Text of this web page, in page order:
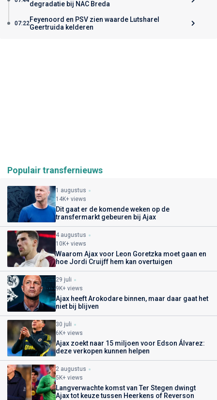
degradatie bij NAC Breda
07:22Feyenoord en PSV zien waarde Lutsharel
Geertruida kelderen
Populair transfernieuws
1 augustus
14K+ views
Dit gaat er de komende weken op de
transfermarkt gebeuren bij Ajax
4 augustus
10K+ views
Waarom Ajax voor Leon Goretzka moet gaan en
hoe Jordi Cruijff hem kan overtuigen
29 juli
9K+ views
Ajax heeft Arokodare binnen, maar daar gaat het
niet bij blijven
30 juli
6K+ views
Ajax zoekt naar 15 miljoen voor Edson Álvarez:
deze verkopen kunnen helpen
2 augustus
5K+ views
Langverwachte komst van Ter Stegen dwingt
Ajax tot keuze tussen Heerkens of Reverson